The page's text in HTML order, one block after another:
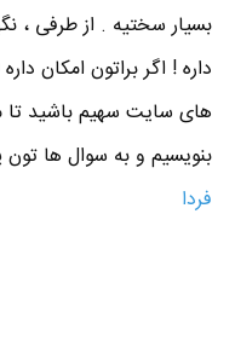
بسیار سختیه . از طرفی
داره ! اگر براتون امکان
های سایت سهیم باشید تا
بنویسیم و به سوال ها
فردا